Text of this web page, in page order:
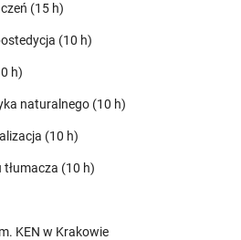
(15 h)
(10 h)
h)
naturalnego (10 h)
(10 h)
(10 h)
KEN w Krakowie